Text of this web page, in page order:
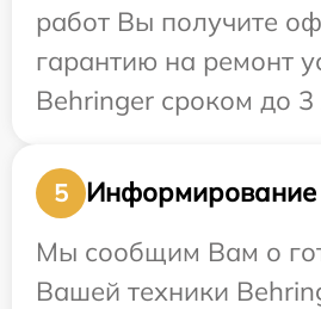
работ Вы получите
гарантию на ремонт
Behringer сроком до 3
5
Информирование
Мы сообщим Вам о
Вашей техники